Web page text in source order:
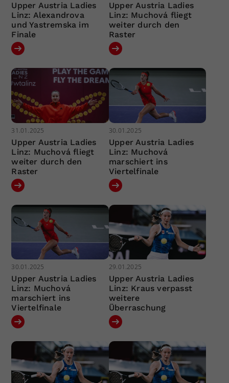
Upper Austria Ladies
Linz: Alexandrova
und Yastremska im
Finale
Upper Austria Ladies
Linz: Muchová fliegt
weiter durch den
Raster
31.01.2025
Upper Austria Ladies
Linz: Muchová fliegt
weiter durch den
Raster
30.01.2025
Upper Austria Ladies
Linz: Muchová
marschiert ins
Viertelfinale
30.01.2025
Upper Austria Ladies
Linz: Muchová
marschiert ins
Viertelfinale
29.01.2025
Upper Austria Ladies
Linz: Kraus verpasst
weitere
Überraschung